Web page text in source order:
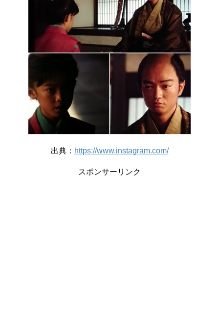
出典： https://www.instagram.com/
スポンサーリンク